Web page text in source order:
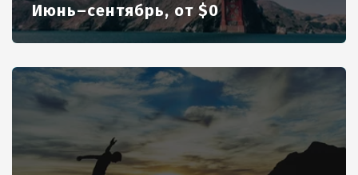
Июнь–сентябрь, от $0